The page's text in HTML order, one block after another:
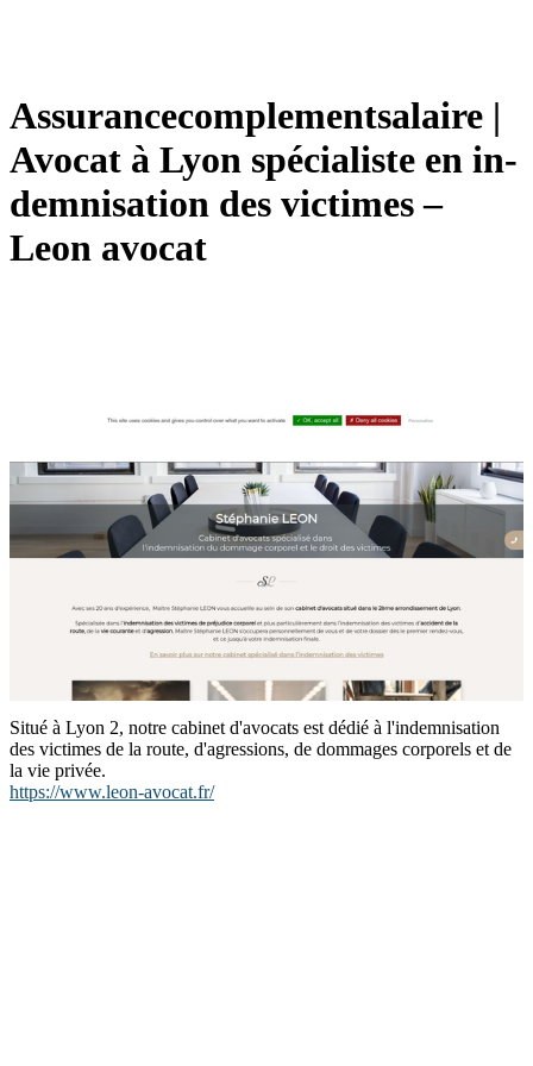
Assurancecomplementsalaire |
Avocat à Lyon spécialiste en in­
dem­nisa­tion des victimes –
Leon avocat
Situé à Lyon 2, notre cabinet d'avocats est dédié à l'indemnisation
des victimes de la route, d'agressions, de dommages corporels et de
la vie privée.
https://www.leon-avocat.fr/